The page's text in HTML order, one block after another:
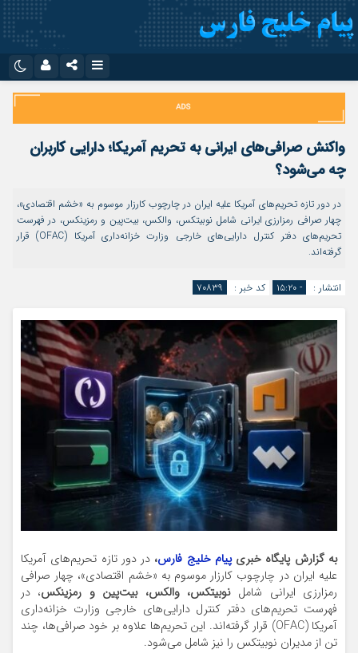
اینستاگرام
تلگرام
سروش
ایتا
آپارات
اپلیکیشن
نام کاربری یا نشانی ایمیل
رمز عبور
مرا به خاطر بسپار
واکنش صرافی‌های ایرانی به تحریم آمریکا؛ دارایی کاربران
چه می‌شود؟
در دور تازه تحریم‌های آمریکا علیه ایران در چارچوب کارزار موسوم به «خشم اقتصادی»،
چهار صرافی رمزارزی ایرانی شامل نوبیتکس، والکس، بیت‌پین و رمزینکس، در فهرست
تحریم‌های دفتر کنترل دارایی‌های خارجی وزارت خزانه‌داری آمریکا (OFAC) قرار
گرفته‌اند.
انتشار : - ۱۵:۲۰ کد خبر : ۷۰۸۳۹
به گزارش پایگاه خبریپیام خلیج فارس، در دور تازه تحریم‌های آمریکا
علیه ایران در چارچوب کارزار موسوم به «خشم اقتصادی»، چهار صرافی
رمزارزی ایرانی شاملنوبیتکس، والکس، بیت‌پین و رمزینکس، در
فهرست تحریم‌های دفتر کنترل دارایی‌های خارجی وزارت خزانه‌داری
آمریکا (OFAC) قرار گرفته‌اند. این تحریم‌ها علاوه بر خود صرافی‌ها، چند
تن از مدیران نوبیتکس را نیز شامل می‌شود.